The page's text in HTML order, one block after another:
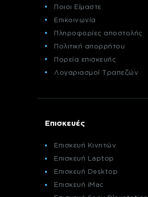
Ποιοι Είμαστε
Επικοινωνία
Πληροφορίες αποστολής
Πολιτική απορρήτου
Πορεία επισκευής
Λογαριασμοί Τραπεζών
Επισκευές
Επισκευή Κινητών
Επισκευή Laptop
Επισκευή Desktop
Επισκευή iMac